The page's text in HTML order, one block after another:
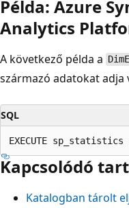
Példa: Azure
Analytics
A következő példa a
származó adatokat adja
SQL
Kapcsolódó
Katalogban tárolt